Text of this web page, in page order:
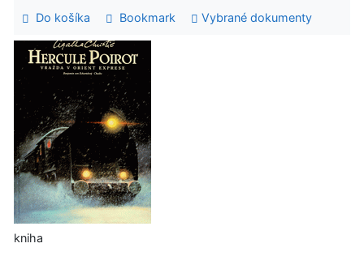
Do košíka Bookmark Vybrané dokumenty
kniha